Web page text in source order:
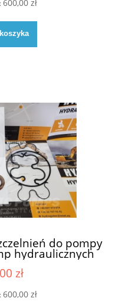
600,00 zł
do pompy
hydraulicznych
seria P2CP22
zł
600,00 zł